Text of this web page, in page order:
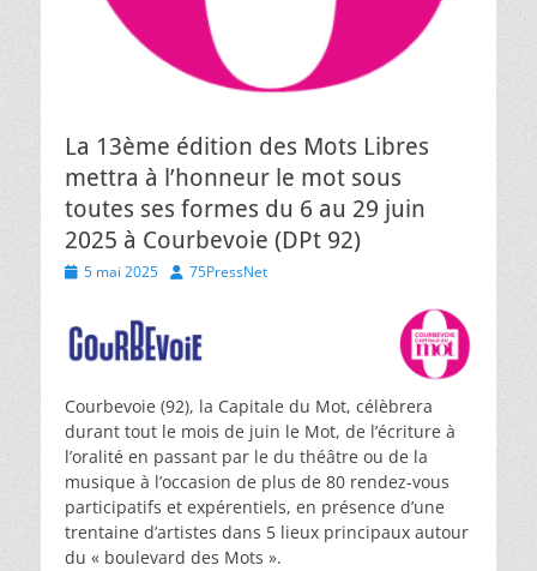
La 13ème édition des Mots Libres
mettra à l’honneur le mot sous
toutes ses formes du 6 au 29 juin
2025 à Courbevoie (DPt 92)
Posted
5 mai 2025 Author
75PressNet
Courbevoie (92), la Capitale du Mot, célèbrera
durant tout le mois de juin le Mot, de l’écriture à
l’oralité en passant par le du théâtre ou de la
musique à l’occasion de plus de 80 rendez-vous
participatifs et expérentiels, en présence d’une
trentaine d’artistes dans 5 lieux principaux autour
du « boulevard des Mots ».